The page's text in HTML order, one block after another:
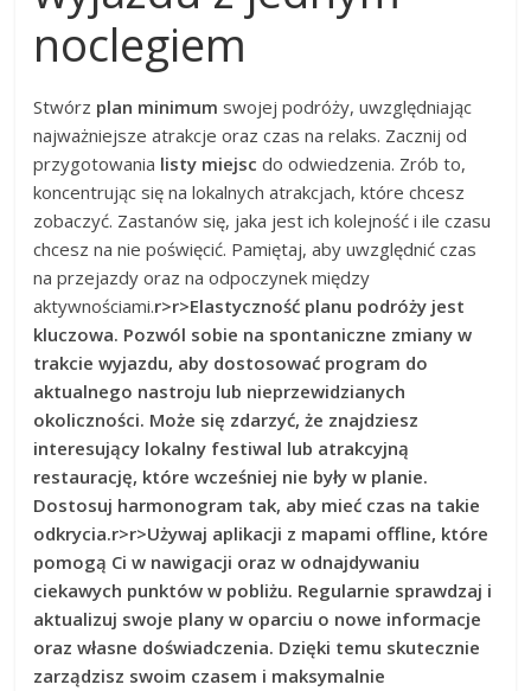
noclegiem
Stwórz plan minimum swojej podróży, uwzględniając
najważniejsze atrakcje oraz czas na relaks. Zacznij od
przygotowania listy miejsc do odwiedzenia. Zrób to,
koncentrując się na lokalnych atrakcjach, które chcesz
zobaczyć. Zastanów się, jaka jest ich kolejność i ile czasu
chcesz na nie poświęcić. Pamiętaj, aby uwzględnić czas
na przejazdy oraz na odpoczynek między
aktywnościami.r>r>Elastyczność planu podróży jest
kluczowa. Pozwól sobie na spontaniczne zmiany w
trakcie wyjazdu, aby dostosować program do
aktualnego nastroju lub nieprzewidzianych
okoliczności. Może się zdarzyć, że znajdziesz
interesujący lokalny festiwal lub atrakcyjną
restaurację, które wcześniej nie były w planie.
Dostosuj harmonogram tak, aby mieć czas na takie
odkrycia.r>r>Używaj aplikacji z mapami offline, które
pomogą Ci w nawigacji oraz w odnajdywaniu
ciekawych punktów w pobliżu. Regularnie sprawdzaj i
aktualizuj swoje plany w oparciu o nowe informacje
oraz własne doświadczenia. Dzięki temu skutecznie
zarządzisz swoim czasem i maksymalnie